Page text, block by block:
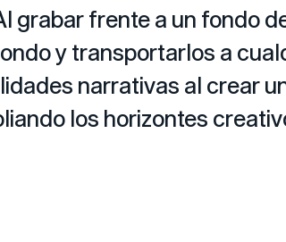
grabar frente a un fondo
y transportarlos a
narrativas al crear
los horizontes